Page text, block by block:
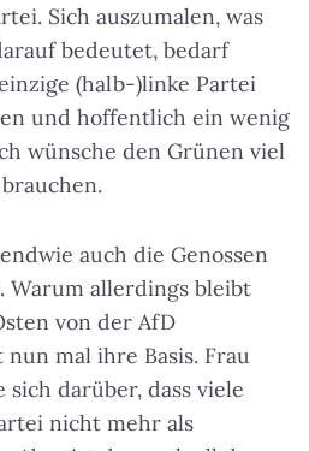
Sich auszumalen, was
bedeutet, bedarf
(halb-)linke Partei
und hoffentlich ein wenig
wünsche den Grünen viel
auch die Genossen
Warum allerdings bleibt
von der AfD
mal ihre Basis. Frau
darüber, dass viele
nicht mehr als